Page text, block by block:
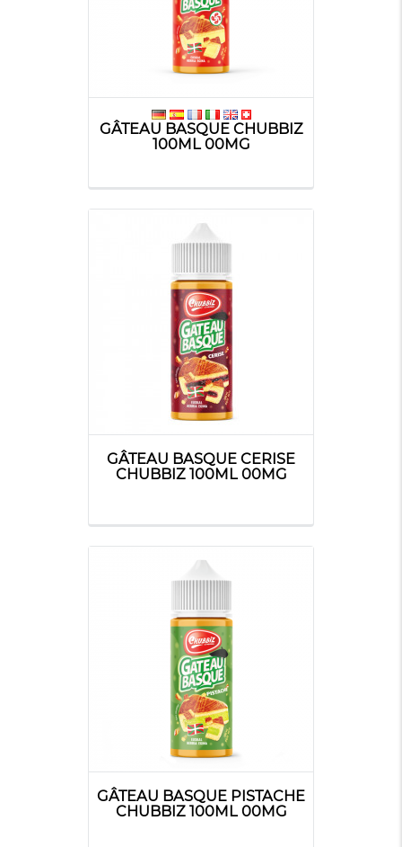
GÂTEAU BASQUE CHUBBIZ
100ML 00MG
GÂTEAU BASQUE CERISE
CHUBBIZ 100ML 00MG
GÂTEAU BASQUE PISTACHE
CHUBBIZ 100ML 00MG